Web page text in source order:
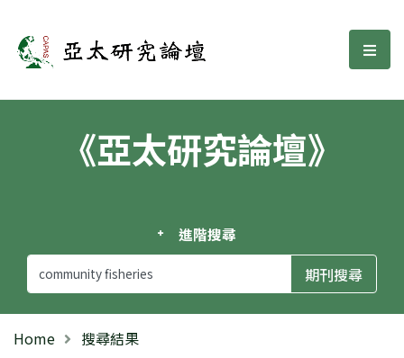
亞太研究論壇 選
《亞太研究論壇》
進階搜尋
Home 搜尋結果